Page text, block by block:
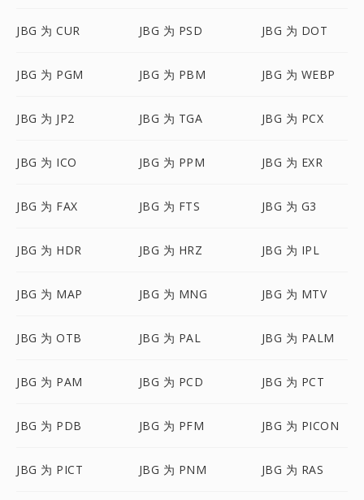
JBG 为 CUR JBG 为 PSD JBG 为 DOT
JBG 为 PGM JBG 为 PBM JBG 为 WEBP
JBG 为 JP2 JBG 为 TGA JBG 为 PCX
JBG 为 ICO JBG 为 PPM JBG 为 EXR
JBG 为 FAX JBG 为 FTS JBG 为 G3
JBG 为 HDR JBG 为 HRZ JBG 为 IPL
JBG 为 MAP JBG 为 MNG JBG 为 MTV
JBG 为 OTB JBG 为 PAL JBG 为 PALM
JBG 为 PAM JBG 为 PCD JBG 为 PCT
JBG 为 PDB JBG 为 PFM JBG 为 PICON
JBG 为 PICT JBG 为 PNM JBG 为 RAS